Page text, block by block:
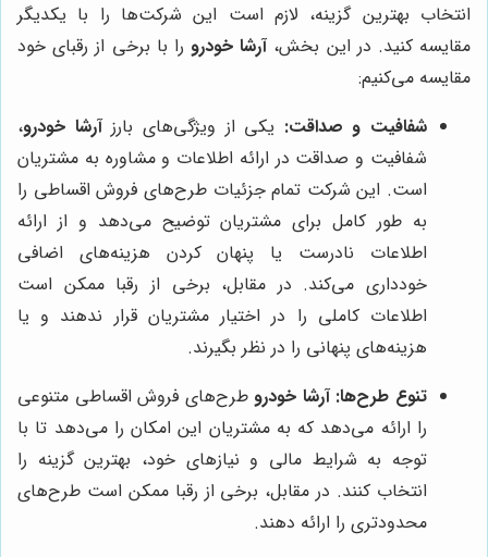
انتخاب بهترین گزینه، لازم است این شرکت‌ها را با یکدیگر
مقایسه کنید. در این بخش،آرشا خودرو را با برخی از رقبای خود
مقایسه می‌کنیم:
شفافیت و صداقت: یکی از ویژگی‌های بارزآرشا خودرو،
شفافیت و صداقت در ارائه اطلاعات و مشاوره به مشتریان
است. این شرکت تمام جزئیات طرح‌های فروش اقساطی را
به طور کامل برای مشتریان توضیح می‌دهد و از ارائه
اطلاعات نادرست یا پنهان کردن هزینه‌های اضافی
خودداری می‌کند. در مقابل، برخی از رقبا ممکن است
اطلاعات کاملی را در اختیار مشتریان قرار ندهند و یا
هزینه‌های پنهانی را در نظر بگیرند.
تنوع طرح‌ها: آرشا خودروطرح‌های فروش اقساطی متنوعی
را ارائه می‌دهد که به مشتریان این امکان را می‌دهد تا با
توجه به شرایط مالی و نیازهای خود، بهترین گزینه را
انتخاب کنند. در مقابل، برخی از رقبا ممکن است طرح‌های
محدودتری را ارائه دهند.